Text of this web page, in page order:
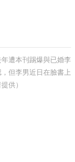
遭本刊踢爆與已婚李
但李男近日在臉書上
供）